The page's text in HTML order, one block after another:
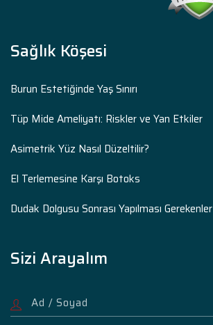
Sağlık Köşesi
Burun Estetiğinde Yaş Sınırı
Tüp Mide Ameliyatı: Riskler ve Yan Etkiler
Asimetrik Yüz Nasıl Düzeltilir?
El Terlemesine Karşı Botoks
Dudak Dolgusu Sonrası Yapılması Gerekenler
Sizi Arayalım